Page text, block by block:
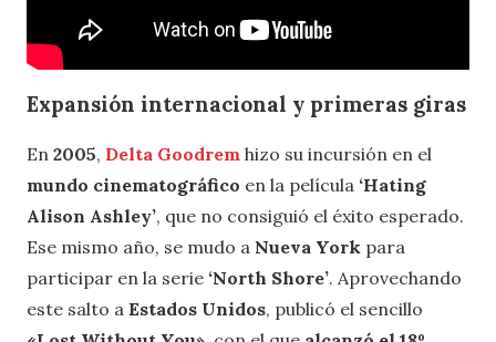
Expansión internacional y primeras giras
En 2005, Delta Goodrem hizo su incursión en el
mundo cinematográfico en la película ‘Hating
Alison Ashley’, que no consiguió el éxito esperado.
Ese mismo año, se mudo a Nueva York para
participar en la serie ‘North Shore’. Aprovechando
este salto a Estados Unidos, publicó el sencillo